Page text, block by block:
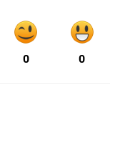
0 0